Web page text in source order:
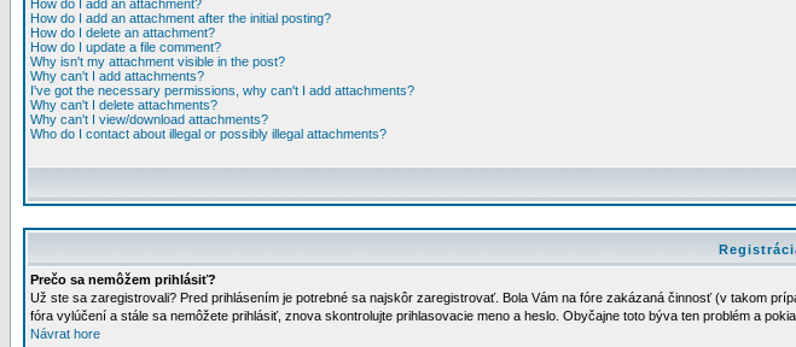
How do I add an attachment?
How do I add an attachment after the initial posting?
How do I delete an attachment?
How do I update a file comment?
Why isn't my attachment visible in the post?
Why can't I add attachments?
I've got the necessary permissions, why can't I add attachments?
Why can't I delete attachments?
Why can't I view/download attachments?
Who do I contact about illegal or possibly illegal attachments?
Prečo sa nemôžem prihlásiť?
Už ste sa zaregistrovali? Pred prihlásením je potrebné sa najskôr zaregistrovať. Bola Vám na fóre zakázaná činnosť (v takom
fóra vylúčení a stále sa nemôžete prihlásiť, znova skontrolujte prihlasovacie meno a heslo. Obyčajne toto býva ten problém a
Návrat hore